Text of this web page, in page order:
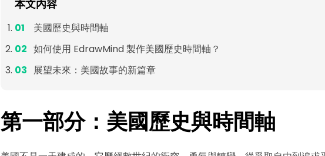
本文內容
美國歷史與時間軸
如何使用 EdrawMind 製作美國歷史時間軸？
展望未來：美國故事的新篇章
第一部分：美國歷史與時間軸